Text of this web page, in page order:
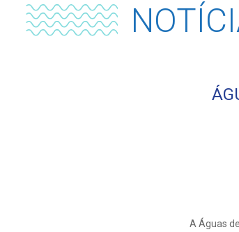
A Águas